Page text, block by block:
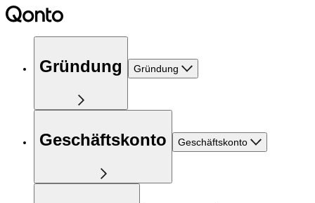
Gründung Gründung
Geschäftskonto Geschäftskonto